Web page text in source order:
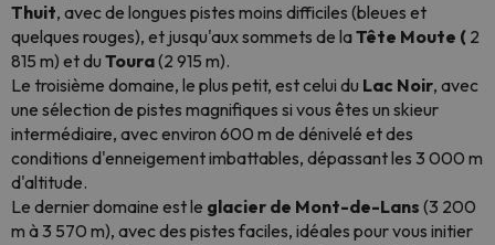
Thuit, avec de longues pistes moins difficiles (bleues et
quelques rouges), et jusqu'aux sommets de laTête Moute ( 2
815 m) et du Toura(2 915 m).
Le troisième domaine, le plus petit, est celui du Lac Noir, avec
une sélection de pistes magnifiques si vous êtes un skieur
intermédiaire, avec environ 600 m de dénivelé et des
conditions d'enneigement imbattables, dépassant les 3 000 m
d'altitude.
Le dernier domaine est le glacier de Mont-de-Lans (3 200
m à 3 570 m), avec des pistes faciles, idéales pour vous initier